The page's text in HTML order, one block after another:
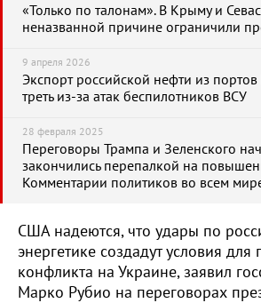
«Только по талонам». В Крыму и
неназванной причине ограничили
9 апреля 2026
Экспорт российской нефти из портов
треть из-за атак беспилотников ВСУ
28 февраля 2025
Переговоры Трампа и Зеленского
закончились перепалкой на
Комментарии политиков во всем
США надеются, что удары по
энергетике создадут условия
конфликта на Украине, заявил
Марко Рубио на переговорах